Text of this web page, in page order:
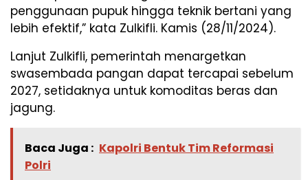
penggunaan pupuk hingga teknik bertani yang
lebih efektif,” kata Zulkifli. Kamis (28/11/2024).
Lanjut Zulkifli, pemerintah menargetkan
swasembada pangan dapat tercapai sebelum
2027, setidaknya untuk komoditas beras dan
jagung.
Baca Juga : Kapolri Bentuk Tim Reformasi
Polri